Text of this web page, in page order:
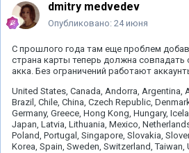
dmitry medvedev
Опубликовано: 24 июня
С прошлого года там еще проблем
страна карты теперь должна совпадать
акка. Без ограничений работают
United States, Canada, Andorra, Argentina,
Brazil, Chile, China, Czech Republic,
Germany, Greece, Hong Kong, Hungary,
Japan, Latvia, Lithuania, Mexico,
Poland, Portugal, Singapore, Slovakia,
Korea, Spain, Sweden, Switzerland,